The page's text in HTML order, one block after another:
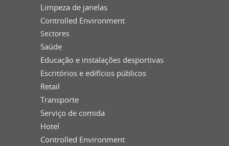
Limpeza de janelas
Controlled Environment
Sectores
Saúde
Educação e instalações desportivas
Escritórios e edifícios públicos
Retail
Transporte
Serviço de comida
Hotel
Controlled Environment